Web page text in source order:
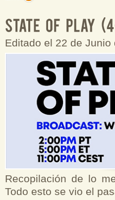
Editado el 22 de
Recopilación de lo
Todo esto se vio el